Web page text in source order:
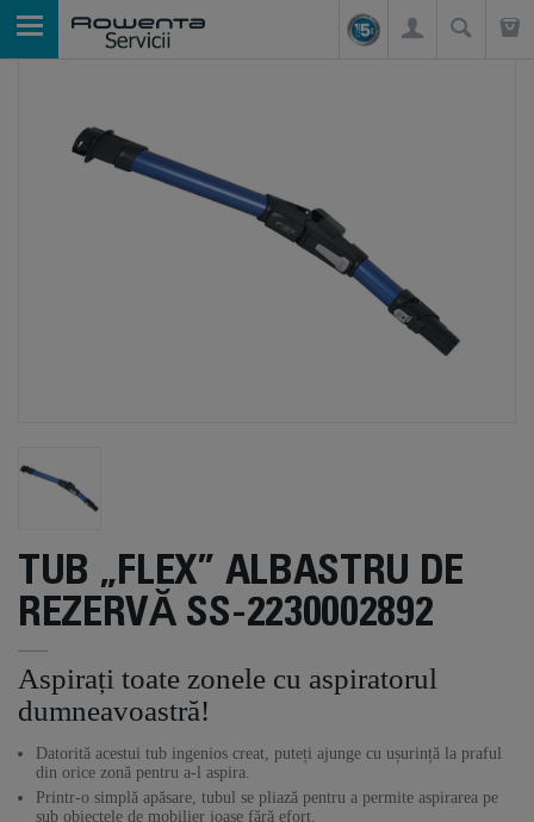
TUB „FLEX” ALBASTRU DE
REZERVĂ SS-2230002892
Aspirați toate zonele cu aspiratorul
dumneavoastră!
Datorită acestui tub ingenios creat, puteți ajunge cu ușurință la praful
din orice zonă pentru a-l aspira.
Printr-o simplă apăsare, tubul se pliază pentru a permite aspirarea pe
sub obiectele de mobilier joase fără efort.